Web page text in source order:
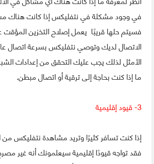
في وجود مشكلة في نتفليكس إذا كانت هناك
فسيتم حلها قريبًا يعمل إصلاح التخزين
الاتصال لديك وتوصي نتفليكس بسرعة اتصال
الأمثل لذلك يجب عليك التحقق من إعدادات
ما إذا كنت بحاجة إلى ترقية أو اتصال مبطن.
3- قيود إقليمية
إذا كنت تسافر كثيرًا وتريد مشاهدة نتفليكس من
فقد تواجه قيودًا إقليمية سيعلمونك أنه غير